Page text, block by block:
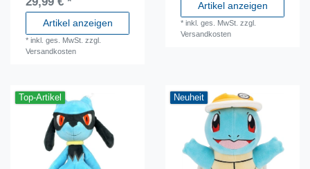
Artikel anzeigen
*inkl. ges. MwSt. zzgl.
Versandkosten
Artikel anzeigen
*inkl. ges. MwSt. zzgl.
Versandkosten
Top-Artikel Neuheit